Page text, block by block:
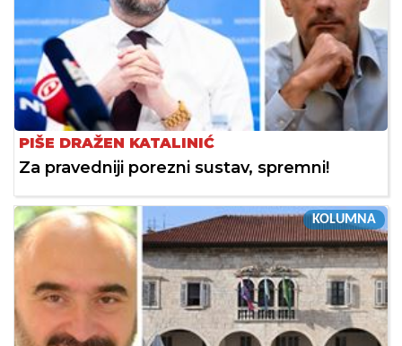
PIŠE DRAŽEN KATALINIĆ
Za pravedniji porezni sustav, spremni!
KOLUMNA